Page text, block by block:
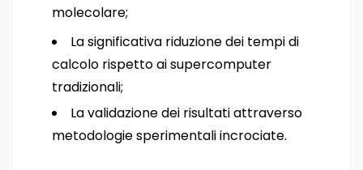
molecolare;
La significativa riduzione dei tempi di
calcolo rispetto ai supercomputer
tradizionali;
La validazione dei risultati attraverso
metodologie sperimentali incrociate.